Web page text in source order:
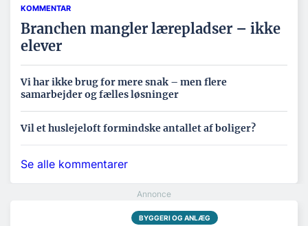
KOMMENTAR
Branchen mangler lærepladser – ikke
elever
Vi har ikke brug for mere snak – men flere
samarbejder og fælles løsninger
Vil et huslejeloft formindske antallet af boliger?
Se alle kommentarer
BYGGERI OG ANLÆG